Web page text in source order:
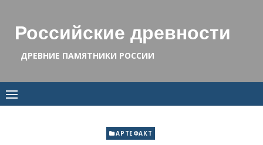
contentРоссийские древности
ДРЕВНИЕ ПАМЯТНИКИ РОССИИ
АРТЕФАКТ